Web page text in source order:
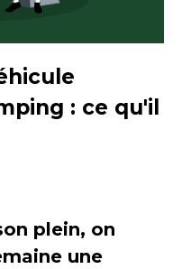
: ce qu'il
plein, on
une